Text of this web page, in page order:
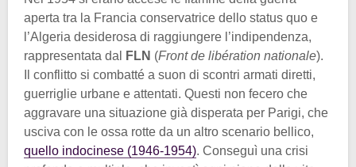
aperta tra la Francia conservatrice dello status quo e
l’Algeria desiderosa di raggiungere l’indipendenza,
rappresentata dal
FLN (Front de libération nationale).
Il conflitto si combatté a suon di scontri armati diretti,
guerriglie urbane e attentati. Questi non fecero che
aggravare una situazione già disperata per Parigi, che
usciva con le ossa rotte da un altro scenario bellico,
quello indocinese (1946-1954). Conseguì una crisi